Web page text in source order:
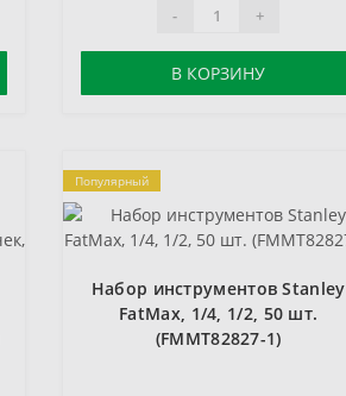
- +
В КОРЗИНУ
Популярный
Набор инструментов Stanley
FatMax, 1/4, 1/2, 50 шт.
(FMMT82827-1)